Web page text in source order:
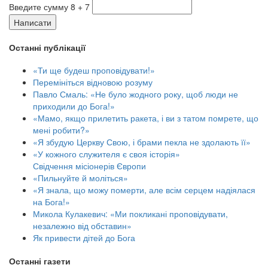
Введите сумму 8 + 7
Написати
Останні публікації
«Ти ще будеш проповідувати!»
Перемініться відновою розуму
Павло Смаль: «Не було жодного року, щоб люди не
приходили до Бога!»
«Мамо, якщо прилетить ракета, і ви з татом помрете, що
мені робити?»
«Я збудую Церкву Свою, і брами пекла не здолають її»
«У кожного служителя є своя історія»
Свідчення місіонерів Європи
«Пильнуйте й моліться»
«Я знала, що можу померти, але всім серцем надіялася
на Бога!»
Микола Кулакевич: «Ми покликані проповідувати,
незалежно від обставин»
Як привести дітей до Бога
Останні газети